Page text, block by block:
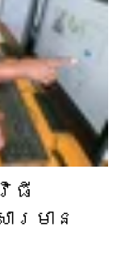
ធី​
រ​មាន​